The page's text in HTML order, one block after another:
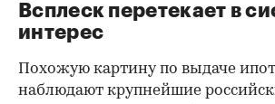
Всплеск перетекает в
интерес
Похожую картину по выдаче
наблюдают крупнейшие